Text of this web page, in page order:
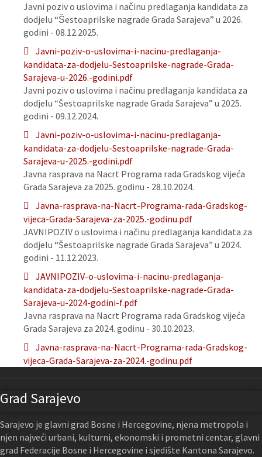
Javni poziv o uslovima i načinu predlaganja kandidata za
dodjelu “Šestoaprilske nagrade Grada Sarajeva” u 2026.
godini - 08.12.2025.
Javni-poziv-o-uslovima-i-nacinu-predlaganja-
kandidata-za-dodjelu-Sestoaprilske-nagrade-Grada-
Sarajeva-u-2026.-godini.pdf
Javni poziv o uslovima i načinu predlaganja kandidata za
dodjelu “Šestoaprilske nagrade Grada Sarajeva” u 2025.
godini - 09.12.2024.
Javni-poziv-o-uslovima-i-nacinu-predlaganja-
kandidata-za-dodjelu-Sestoaprilske-nagrade-Grada-
Sarajeva-u-2025.-godini.pdf
Javna rasprava na Nacrt Programa rada Gradskog vijeća
Grada Sarajeva za 2025. godinu - 28.10.2024.
Javna-rasprava-na-Nacrt-Programa-rada-Gradskog-
vijeca-Grada-Sarajeva-za-2025.-godinu.pdf
JAVNIPOZIV o uslovima i načinu predlaganja kandidata za
dodjelu “Šestoaprilske nagrade Grada Sarajeva” u 2024.
godini - 11.12.2023.
JAVNIPOZIV-o-uslovima-i-nacinu-predlaganja-
kandidata-za-dodjelu-Sestoaprilske-nagrade-Grada-
Sarajeva-u-2024-godini-f.pdf
Javna rasprava na Nacrt Programa rada Gradskog vijeća
Grada Sarajeva za 2024. godinu - 30.10.2023.
Javna-rasprava-na-Nacrt-Programa-rada-Gradskog-
vijeca-Grada-Sarajeva-za-2024.-godinu.pdf
Grad Sarajevo
Sarajevo je glavni grad Bosne i Hercegovine, njena metropola i
njen najveći urbani, kulturni, ekonomski i prometni centar, glavni
grad Federacije Bosne i Hercegovine i sjedište Kantona Sarajevo.